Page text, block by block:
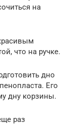
на
что на ручке.
дно
Его
дну корзины.
раз